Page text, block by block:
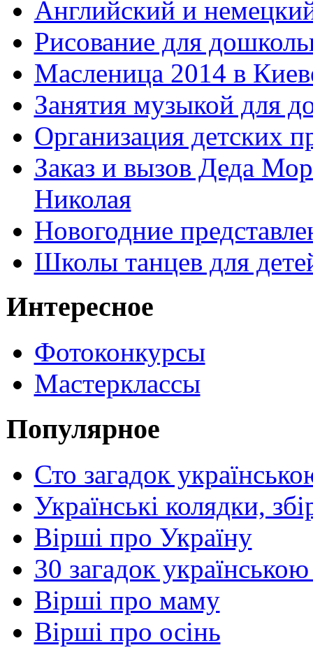
Английский и
Рисование для
Масленица 2014 в
Занятия музыкой для
Организация детских
Заказ и вызов Деда
Николая
Новогодние
Школы танцев для
Интересное
Фотоконкурсы
Мастерклассы
Популярное
Сто загадок
Українські колядки,
Вірші про Україну
30 загадок
Вірші про маму
Вірші про осінь